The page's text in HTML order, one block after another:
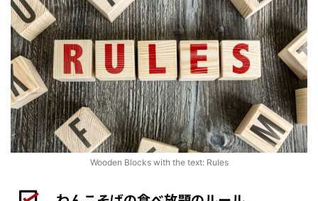
Wooden Blocks with the text: Rules